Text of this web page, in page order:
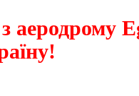
аеродрому